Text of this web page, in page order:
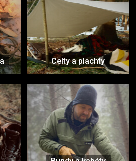
Celty a plachty